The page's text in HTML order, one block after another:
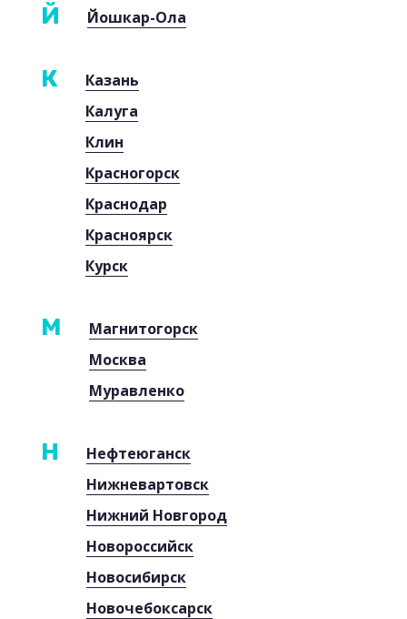
Й Йошкар-Ола
К
Казань
Калуга
Клин
Красногорск
Краснодар
Красноярск
Курск
М
Магнитогорск
Москва
Муравленко
Н
Нефтеюганск
Нижневартовск
Нижний Новгород
Новороссийск
Новосибирск
Новочебоксарск